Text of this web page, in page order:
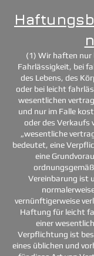
(1) Wir haften nur
Fahrlässigkeit, bei
des Lebens, des
oder bei leicht
wesentlichen
und nur im Falle
oder des Verkaufs
„wesentliche
bedeutet, eine
eine
Vereinbarung ist
vernünftigerweise
Haftung für leicht
einer
Verpflichtung ist
eines üblichen und